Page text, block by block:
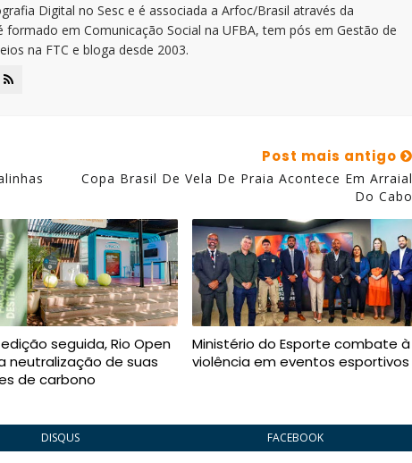
Digital no Sesc e é associada a Arfoc/Brasil através da
formado em Comunicação Social na UFBA, tem pós em Gestão de
na FTC e bloga desde 2003.
Post mais antigo
Copa Brasil De Vela De Praia Acontece Em Arraial
Do Cabo
seguida, Rio Open
neutralização de suas
de carbono
Ministério do Esporte combate à
violência em eventos esportivos
DISQUS FACEBOOK